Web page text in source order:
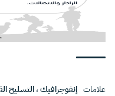
علامات إنفوجرافيك،التسليح